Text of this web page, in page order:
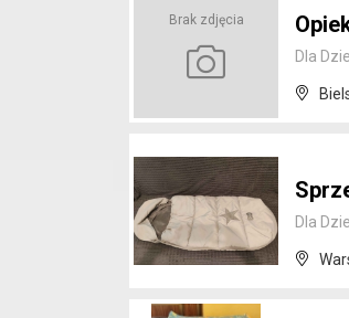
Brak zdjęcia
Dla
Dla